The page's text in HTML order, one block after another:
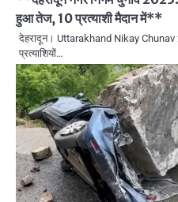
हुआ तेज, 10 प्रत्याशी मैदान में**
देहरादून। Uttarakhand Nikay Chunav
प्रत्याशियों…